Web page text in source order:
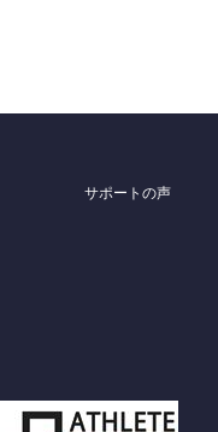
サポートの声